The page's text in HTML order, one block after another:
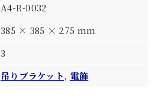
A4-R-0032
385 × 385 × 275 mm
3
吊りブラケット, 電飾